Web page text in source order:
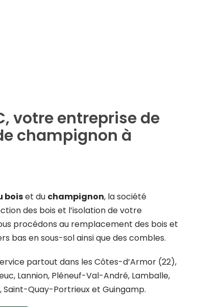
votre entreprise de
champignon à
boiset du champignon, la société
des bois et l’isolation de votre
procédons au remplacement des bois et
bas en sous-sol ainsi que des combles.
partout dans les Côtes-d’Armor (22),
Lannion, Pléneuf-Val-André, Lamballe,
Saint-Quay-Portrieux et Guingamp.